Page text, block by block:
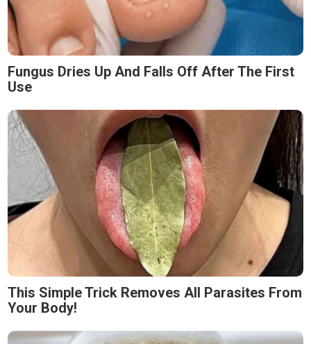
Fungus Dries Up And Falls Off After The First
Use
This Simple Trick Removes All Parasites From
Your Body!